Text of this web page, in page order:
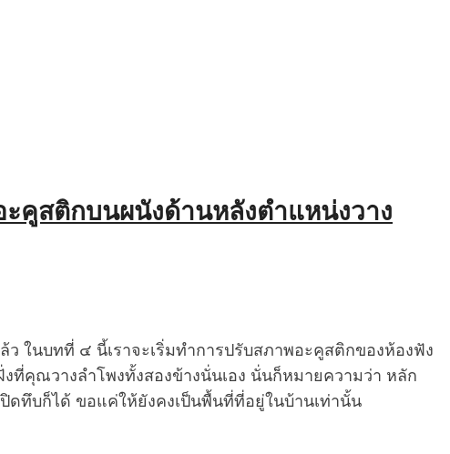
คูสติกบนผนังด้านหลังตำแหน่งวาง
ในบทที่ ๔ นี้เราจะเริ่มทำการปรับสภาพอะคูสติกของห้องฟัง
ที่คุณวางลำโพงทั้งสองข้างนั่นเอง นั่นก็หมายความว่า หลัก
ดทึบก็ได้ ขอแค่ให้ยังคงเป็นพื้นที่ที่อยู่ในบ้านเท่านั้น